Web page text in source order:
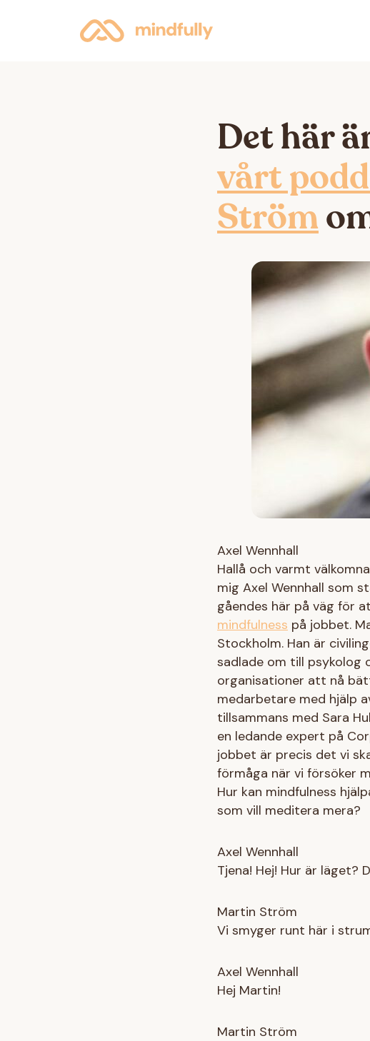
Det här
vårt
Ström
Axel Wennhall
Hallå och varmt
mig Axel Wennhall som
gåendes här på väg för
mindfulness på jobbet.
Stockholm. Han är
sadlade om till psykolog
organisationer att nå
medarbetare med hjälp
tillsammans med Sara
en ledande expert på
jobbet är precis det vi
förmåga när vi försöker
Hur kan mindfulness
som vill meditera mera?
Axel Wennhall
Tjena! Hej! Hur är läget?
Martin Ström
Vi smyger runt här i
Axel Wennhall
Hej Martin!
Martin Ström